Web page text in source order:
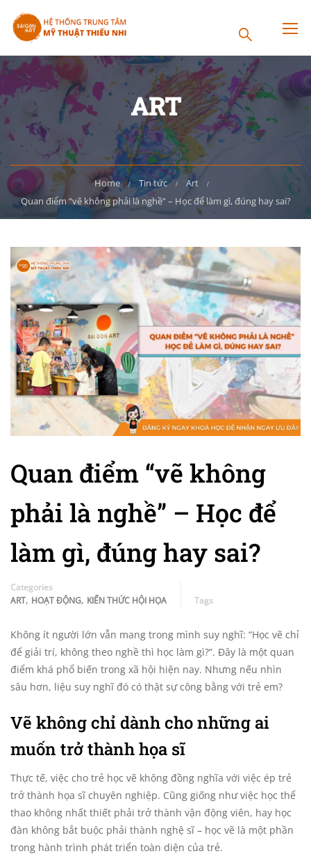
ART
Home Tin tức
Art
Quan điểm “vẽ không phải là nghề” – Học để làm gì, đúng hay sai?
Quan điểm “vẽ không
phải là nghề” – Học để
làm gì, đúng hay sai?
Categories
ART, HOẠT ĐỘNG, KIẾN THỨC HỘI HỌA Tags
Không ít người lớn vẫn mang trong mình suy nghĩ: “Học vẽ chỉ
để giải trí, không theo nghề thì học làm gì?”. Đây là một quan
điểm khá phổ biến trong xã hội hiện nay. Nhưng nếu nhìn
sâu hơn, liệu suy nghĩ đó có thật sự công bằng với trẻ em?
Vẽ không chỉ dành cho những ai
muốn trở thành họa sĩ
Thực tế, việc cho trẻ học vẽ không đồng nghĩa với việc ép trẻ
trở thành họa sĩ chuyên nghiệp. Cũng giống như việc học thể
thao không nhất thiết phải trở thành vận động viên, hay học
đàn không bắt buộc phải thành nghệ sĩ – học vẽ là một phần
trong hành trình phát triển toàn diện của trẻ.